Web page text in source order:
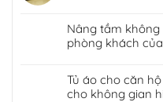
Nâng tầm
phòng khách
Tủ áo cho căn
cho không gian